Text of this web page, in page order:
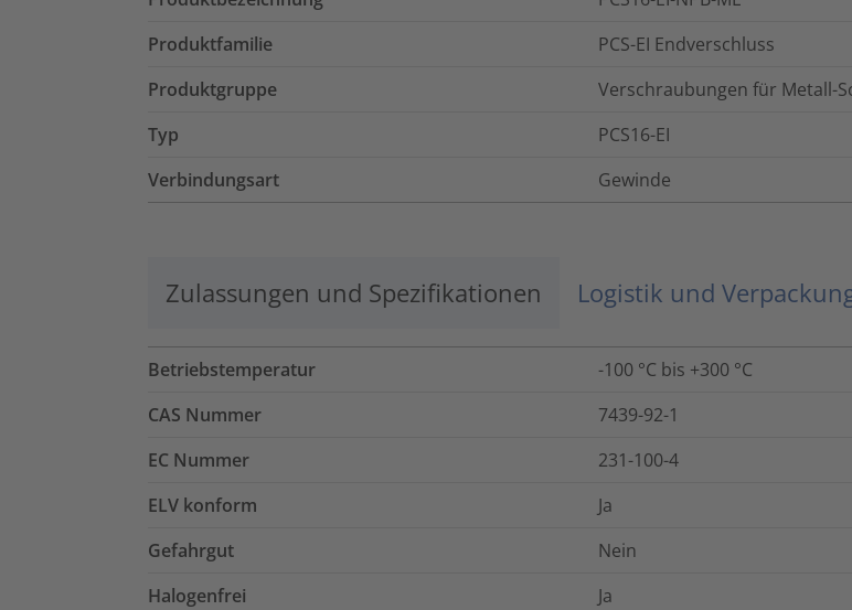
Produktfamilie
PCS-EI Endverschluss
Produktgruppe
Verschraubungen für Metall-
Typ
PCS16-EI
Verbindungsart
Gewinde
Zulassungen und Spezifikationen Logistik und
Betriebstemperatur
-100 °C bis +300 °C
CAS Nummer
7439-92-1
EC Nummer
231-100-4
ELV konform
Ja
Gefahrgut
Nein
Halogenfrei
Ja